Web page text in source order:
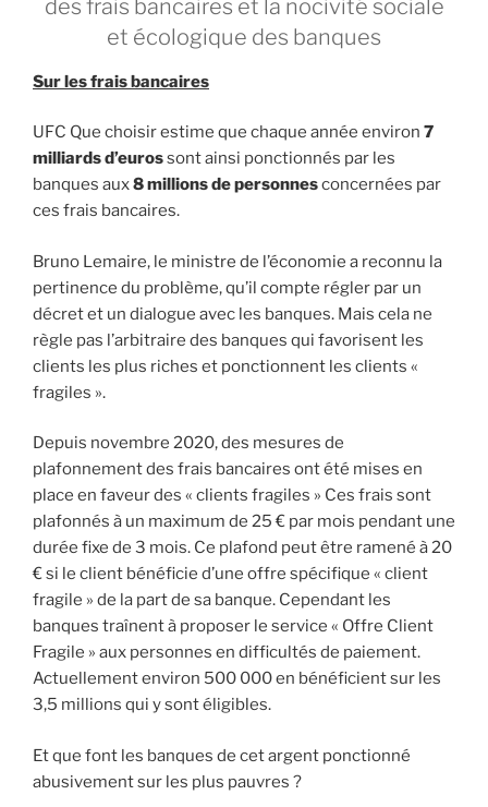
des frais bancaires et la nocivité sociale
et écologique des banques
Sur les frais bancaires
UFC Que choisir estime que chaque année environ 7
milliards d’eurossont ainsi ponctionnés par les
banques aux8 millions de personnesconcernées par
ces frais bancaires.
Bruno Lemaire, le ministre de l’économie a reconnu la
pertinence du problème, qu’il compte régler par un
décret et un dialogue avec les banques. Mais cela ne
règle pas l’arbitraire des banques qui favorisent les
clients les plus riches et ponctionnent les clients «
fragiles ».
Depuis novembre 2020, des mesures de
plafonnement des frais bancaires ont été mises en
place en faveur des « clients fragiles » Ces frais sont
plafonnés à un maximum de 25 € par mois pendant une
durée fixe de 3 mois. Ce plafond peut être ramené à 20
€ si le client bénéficie d’une offre spécifique « client
fragile » de la part de sa banque. Cependant les
banques traînent à proposer le service « Offre Client
Fragile » aux personnes en difficultés de paiement.
Actuellement environ 500 000 en bénéficient sur les
3,5 millions qui y sont éligibles.
Et que font les banques de cet argent ponctionné
abusivement sur les plus pauvres ?